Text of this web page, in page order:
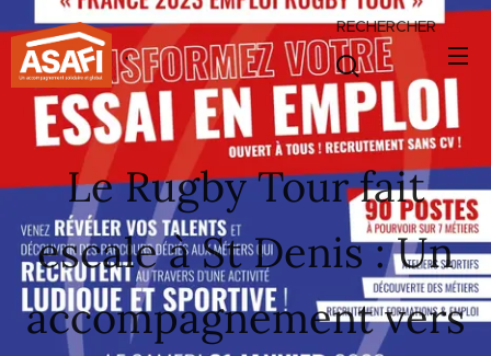
.
RECHERCHER
Le Rugby Tour fait
escale à St Denis : Un
accompagnement vers